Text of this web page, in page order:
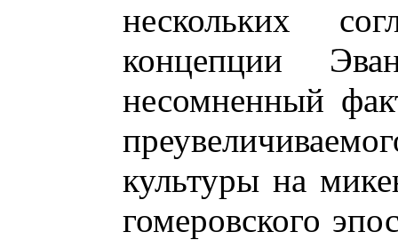
нескольких
концепции
несомненный
культуры на
гомеровского